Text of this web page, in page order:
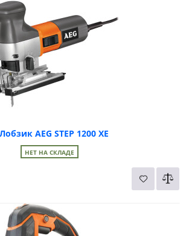
Лобзик AEG STEP 1200 XE
НЕТ НА СКЛАДЕ